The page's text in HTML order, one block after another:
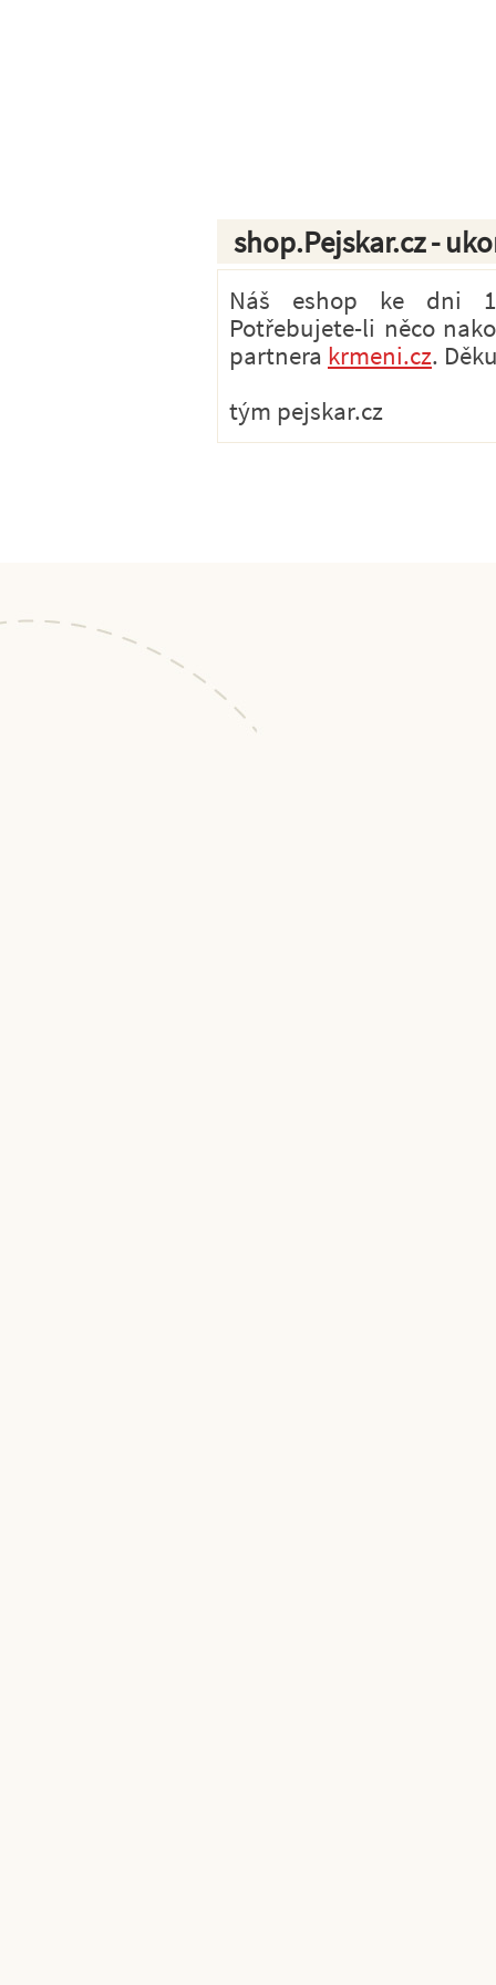
shop.Pejskar.cz -
Náš eshop ke dni
Potřebujete-li něco
partnera krmeni.cz.
tým pejskar.cz